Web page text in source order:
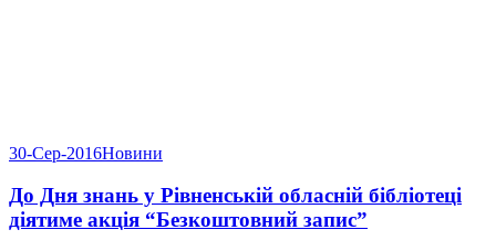
30-Сер-2016Новини
До Дня знань у Рівненській обласній бібліотеці
діятиме акція “Безкоштовний запис”